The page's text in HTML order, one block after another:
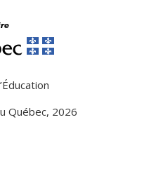
Québec, 2026